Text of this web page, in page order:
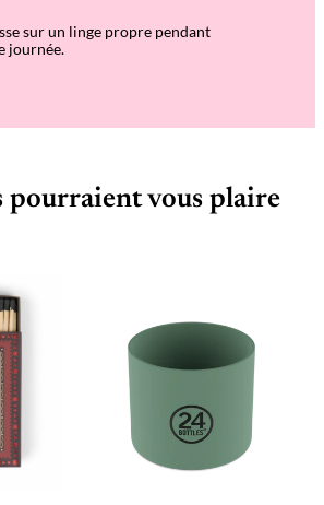
sur un linge propre pendant
journée.
pourraient vous plaire